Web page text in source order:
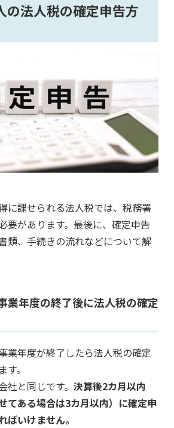
の法人税の確定申告方
に課せられる法人税では、税務署
要があります。最後に、確定申告
類、手続きの流れなどについて解
業年度の終了後に法人税の確定
業年度が終了したら法人税の確定
。
と同じです。 決算後2カ月以内
てある場合は3カ月以内）に確定申
ばいけません。